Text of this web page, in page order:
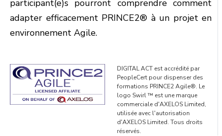
participant(e)s pourront comprendre comment
adapter efficacement PRINCE2® à un projet en
environnement Agile.
DIGITAL ACT est accrédité par
PeopleCert pour dispenser des
formations PRINCE2 Agile®. Le
logo Swirl ™ est une marque
commerciale d'AXELOS Limited,
utilisée avec l'autorisation
d'AXELOS Limited. Tous droits
réservés.